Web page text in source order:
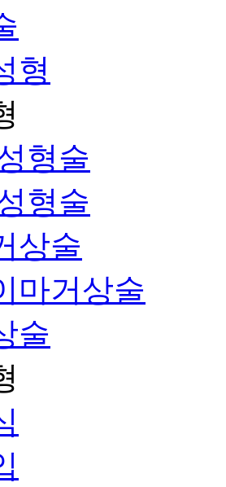
형
형술
형술
상술
마거상술
술